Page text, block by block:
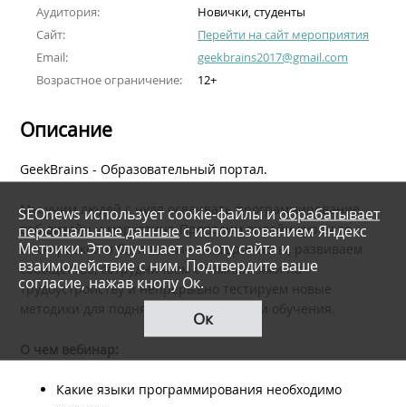
Аудитория:
Новички, студенты
Сайт:
Перейти на сайт мероприятия
Email:
geekbrains2017@gmail.com
Возрастное ограничение:
12+
Описание
GeekBrains - Образовательный портал.
Мы учим людей с нуля осваивать программирование,
веб-дизайн и маркетинг. Проводим онлайн-курсы со
стажировкой и бесплатные мастер-классы, развиваем
сообщество, сотрудничаем с компаниями по
трудоустройству и непрерывно тестируем новые
методики для поднятия эффективности обучения.
О чем вебинар:
Какие языки программирования необходимо
SEOnews использует cookie-файлы иобрабатывает
персональные данныес использованием Яндекс
Метрики. Это улучшает работу сайта и
взаимодействие с ним. Подтвердите ваше
согласие, нажав кнопу Ок.
Ок